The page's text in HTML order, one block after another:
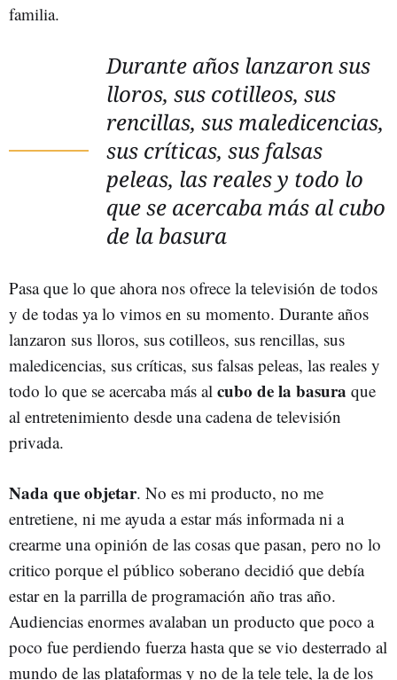
familia.
Durante años lanzaron sus
lloros, sus cotilleos, sus
rencillas, sus maledicencias,
sus críticas, sus falsas
peleas, las reales y todo lo
que se acercaba más al cubo
de la basura
Pasa que lo que ahora nos ofrece la televisión de todos
y de todas ya lo vimos en su momento. Durante años
lanzaron sus lloros, sus cotilleos, sus rencillas, sus
maledicencias, sus críticas, sus falsas peleas, las reales y
todo lo que se acercaba más al cubo de la basura que
al entretenimiento desde una cadena de televisión
privada.
Nada que objetar. No es mi producto, no me
entretiene, ni me ayuda a estar más informada ni a
crearme una opinión de las cosas que pasan, pero no lo
critico porque el público soberano decidió que debía
estar en la parrilla de programación año tras año.
Audiencias enormes avalaban un producto que poco a
poco fue perdiendo fuerza hasta que se vio desterrado al
mundo de las plataformas y no de la tele tele, la de los